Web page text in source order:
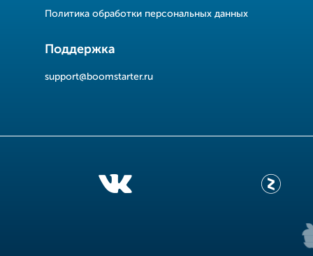
Политика обработки персональных данных
Поддержка
support@boomstarter.ru